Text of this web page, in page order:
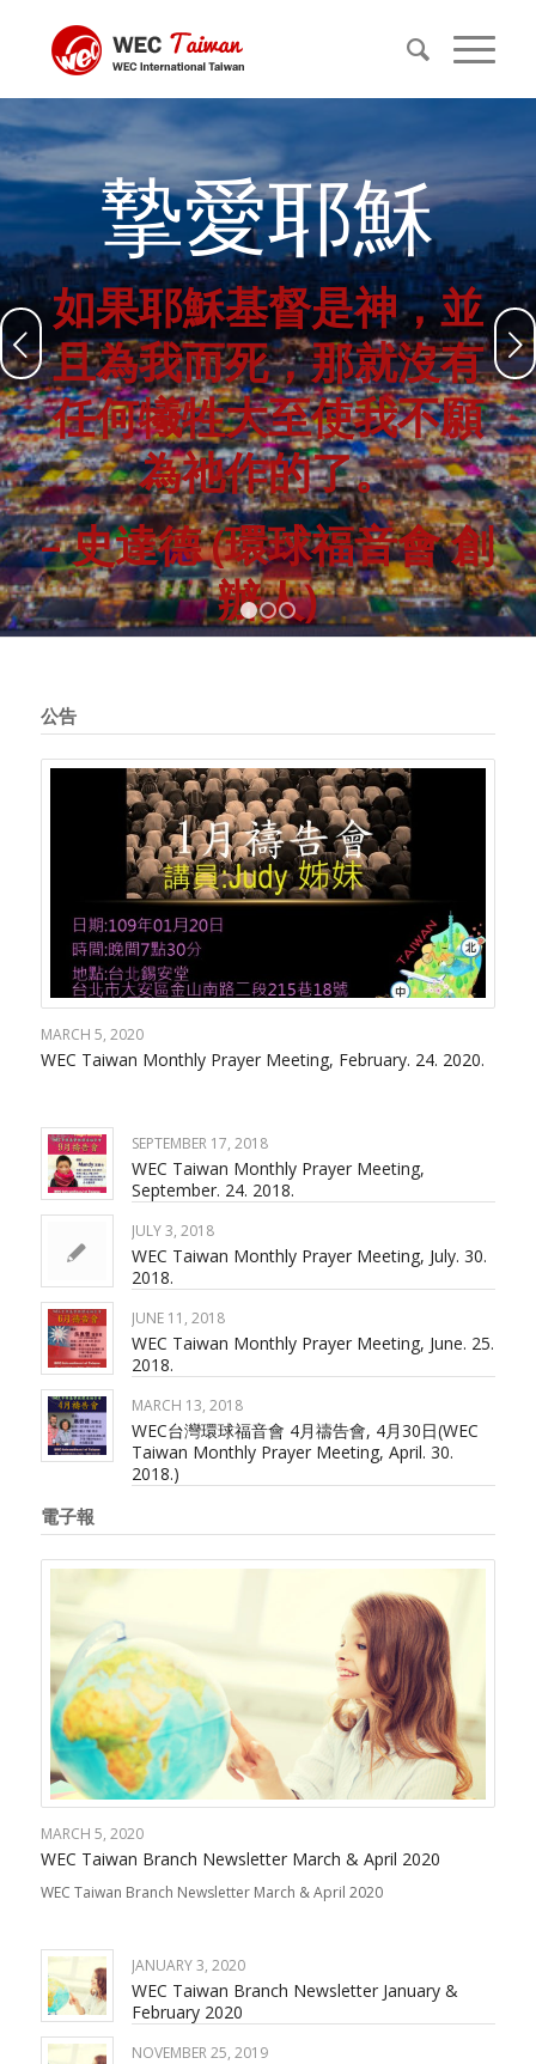
摯愛耶穌
如果耶穌基督是神，並
且為我而死，那就沒有
任何犧牲大至使我不願
為祂作的了。
–史達德(環球福音會 創
辦人)
Next
1 2 3
公告
MARCH 5, 2020
WEC Taiwan Monthly Prayer Meeting, February. 24. 2020.
SEPTEMBER 17, 2018
WEC Taiwan Monthly Prayer Meeting,
September. 24. 2018.
JULY 3, 2018
WEC Taiwan Monthly Prayer Meeting, July. 30.
2018.
JUNE 11, 2018
WEC Taiwan Monthly Prayer Meeting, June. 25.
2018.
MARCH 13, 2018
WEC台灣環球福音會 4月禱告會, 4月30日(WEC
Taiwan Monthly Prayer Meeting, April. 30.
2018.)
電子報
MARCH 5, 2020
WEC Taiwan Branch Newsletter March & April 2020
WEC Taiwan Branch Newsletter March & April 2020
JANUARY 3, 2020
WEC Taiwan Branch Newsletter January &
February 2020
NOVEMBER 25, 2019